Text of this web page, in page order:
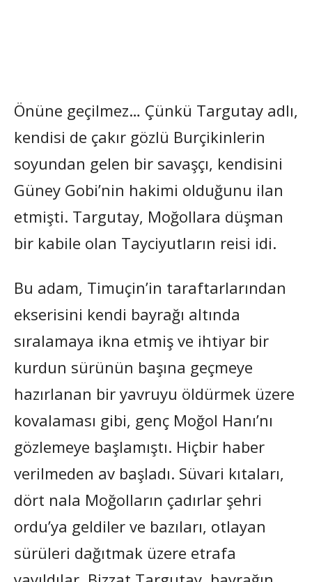
Önüne geçilmez… Çünkü Targutay adlı,
kendisi de çakır gözlü Burçikinlerin
soyundan gelen bir savaşçı, kendisini
Güney Gobi’nin hakimi olduğunu ilan
etmişti. Targutay, Moğollara düşman
bir kabile olan Tayciyutların reisi idi.
Bu adam, Timuçin’in taraftarlarından
ekserisini kendi bayrağı altında
sıralamaya ikna etmiş ve ihtiyar bir
kurdun sürünün başına geçmeye
hazırlanan bir yavruyu öldürmek üzere
kovalaması gibi, genç Moğol Hanı’nı
gözlemeye başlamıştı. Hiçbir haber
verilmeden av başladı. Süvari kıtaları,
dört nala Moğolların çadırlar şehri
ordu’ya geldiler ve bazıları, otlayan
sürüleri dağıtmak üzere etrafa